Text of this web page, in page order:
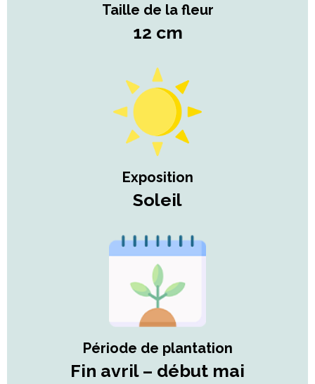
Taille de la fleur
12 cm
Exposition
Soleil
Période de plantation
Fin avril – début mai